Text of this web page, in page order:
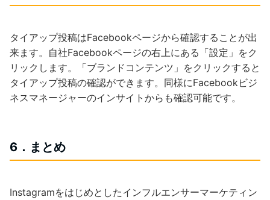
タイアップ投稿はFacebookページから確認することが出
来ます。自社Facebookページの右上にある「設定」をク
リックします。「ブランドコンテンツ」をクリックすると
タイアップ投稿の確認ができます。同様にFacebookビジ
ネスマネージャーのインサイトからも確認可能です。
6．まとめ
Instagramをはじめとしたインフルエンサーマーケティン